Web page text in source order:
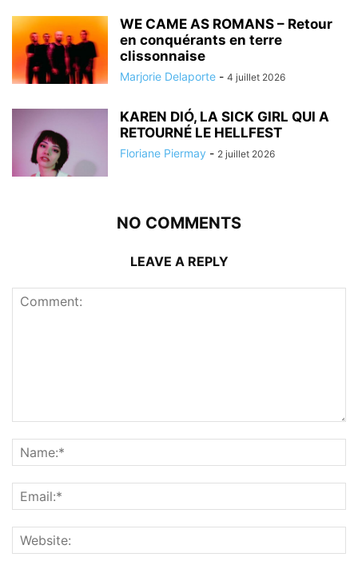
WE CAME AS ROMANS – Retour
en conquérants en terre
clissonnaise
Marjorie Delaporte - 4 juillet 2026
KAREN DIÓ, LA SICK GIRL QUI A
RETOURNÉ LE HELLFEST
Floriane Piermay - 2 juillet 2026
NO COMMENTS
LEAVE A REPLY